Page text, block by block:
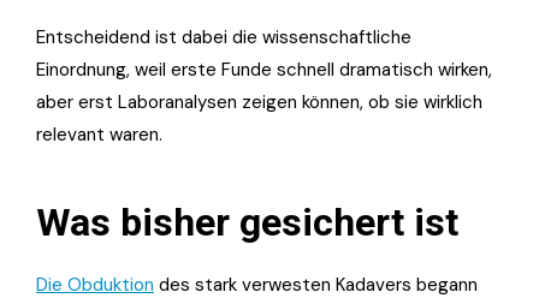
Entscheidend ist dabei die wissenschaftliche
Einordnung, weil erste Funde schnell dramatisch wirken,
aber erst Laboranalysen zeigen können, ob sie wirklich
relevant waren.
Was bisher gesichert ist
Die Obduktion des stark verwesten Kadavers begann